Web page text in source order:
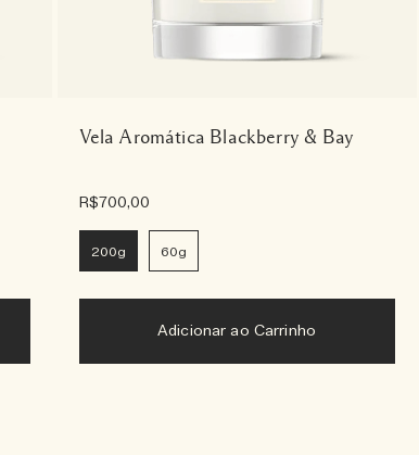
Vela Aromática Blackberry & Bay
R$700,00
200g 60g
Adicionar ao Carrinho